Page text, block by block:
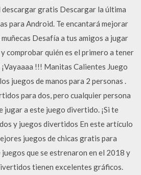
descargar gratis Descargar la última
para Android. Te encantará mejorar
Desafía a tus amigos a jugar
comprobar quién es el primero a tener
!!! Manitas Calientes Juego
juegos de manos para 2 personas .
para dos, pero cualquier persona
jugar a este juego divertido. ¡Si te
y juegos divertidos En este artículo
juegos de chicas gratis para
que se estrenaron en el 2018 y
tienen excelentes gráficos.